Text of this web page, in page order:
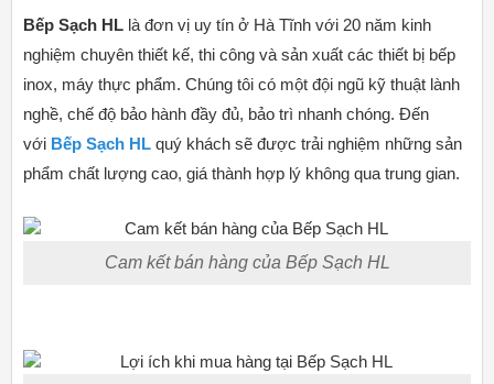
Bếp Sạch HL là đơn vị uy tín ở Hà Tĩnh với 20 năm kinh
nghiệm chuyên thiết kế, thi công và sản xuất các thiết bị bếp
inox, máy thực phẩm. Chúng tôi có một đội ngũ kỹ thuật lành
nghề, chế độ bảo hành đầy đủ, bảo trì nhanh chóng. Đến
với Bếp Sạch HL quý khách sẽ được trải nghiệm những sản
phẩm chất lượng cao, giá thành hợp lý không qua trung gian.
Cam kết bán hàng của Bếp Sạch HL